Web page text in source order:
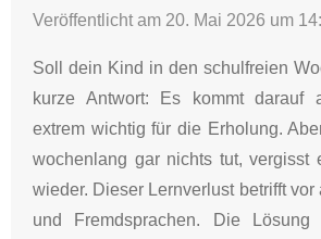
Veröffentlicht am 20. Mai 2026 um
Soll dein Kind in den schulfreien
kurze Antwort: Es kommt darauf
extrem wichtig für die Erholung.
wochenlang gar nichts tut, vergisst
wieder. Dieser Lernverlust betrifft
und Fremdsprachen.
Die Lösung